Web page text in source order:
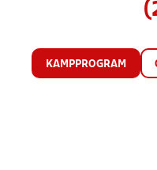
KAMPPROGRAM